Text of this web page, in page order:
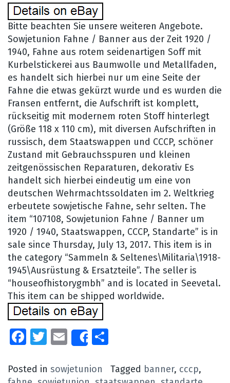
Bitte beachten Sie unsere weiteren Angebote.
Sowjetunion Fahne / Banner aus der Zeit 1920 /
1940, Fahne aus rotem seidenartigen Soff mit
Kurbelstickerei aus Baumwolle und Metallfaden,
es handelt sich hierbei nur um eine Seite der
Fahne die etwas gekürzt wurde und es wurden die
Fransen entfernt, die Aufschrift ist komplett,
rückseitig mit modernem roten Stoff hinterlegt
(Größe 118 x 110 cm), mit diversen Aufschriften in
russisch, dem Staatswappen und CCCP, schöner
Zustand mit Gebrauchsspuren und kleinen
zeitgenössischen Reparaturen, dekorativ Es
handelt sich hierbei eindeutig um eine von
deutschen Wehrmachtssoldaten im 2. Weltkrieg
erbeutete sowjetische Fahne, sehr selten. The
item “107108, Sowjetunion Fahne / Banner um
1920 / 1940, Staatswappen, CCCP, Standarte” is in
sale since Thursday, July 13, 2017. This item is in
the category “Sammeln & Seltenes\Militaria\1918-
1945\Ausrüstung & Ersatzteile”. The seller is
“houseofhistorygmbh” and is located in Seevetal.
This item can be shipped worldwide.
Facebook
Twitter
EmailShare
Posted in sowjetunion Tagged banner, cccp,